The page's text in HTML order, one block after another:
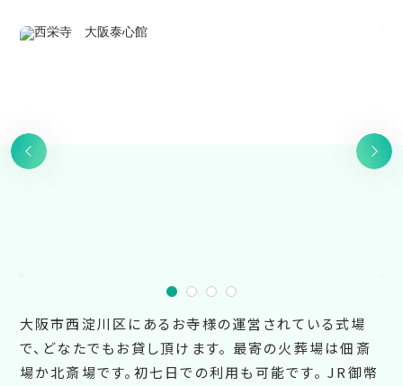
大阪市西淀川区にあるお寺様の運営されている式場
で、どなたでもお貸し頂けます。 最寄の火葬場は佃斎
場か北斎場です。初七日での利用も可能です。 JR御幣